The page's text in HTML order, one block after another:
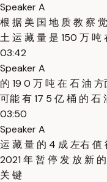
Speaker A
根 据 美 国 地 质 教 察
土 运 藏 量 是 150 万 吨
03:42
Speaker A
的 19 0 万 吨 在 石 油
可能 有 17 5 亿 桶 的 石
03:50
Speaker A
运 藏 量 的 4 成 左右 值
2021 年 暂 停 发 放 新
关 键